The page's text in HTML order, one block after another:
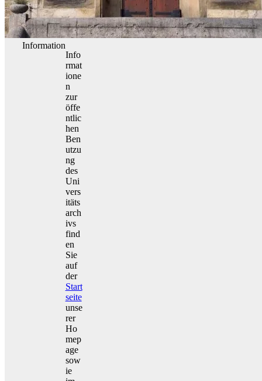
Information
Info
rmat
ione
n
zur
öffe
ntlic
hen
Ben
utzu
ng
des
Uni
vers
itäts
arch
ivs
find
en
Sie
auf
der
Start
seite
unse
rer
Ho
mep
age
sow
ie